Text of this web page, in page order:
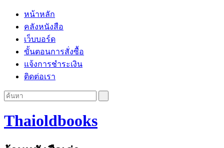
หน้าหลัก
คลังหนังสือ
เว็บบอร์ด
ขั้นตอนการสั่งซื้อ
แจ้งการชำระเงิน
ติดต่อเรา
Thaioldbooks